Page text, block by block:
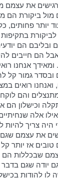
את עצמם
ביקורת הם
יותר פחותים,
ובליבם הם
הם חייבים
ומאידך אנחנו
ובסדר גמור קל
רואים
והם
וכישלון הם
אלה
צריך
את עצמם שגם
טובים אז יותר
שבכללות
יודה שגם
להודות